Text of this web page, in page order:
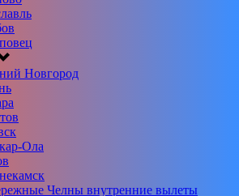
Новгород
Ола
Челны внутренние вылеты